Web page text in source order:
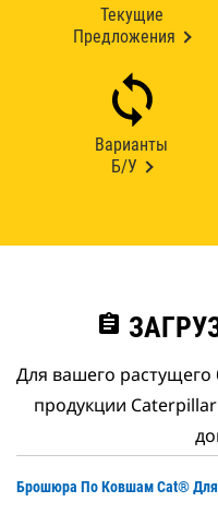
Текущие
Предложения
Варианты
Б/У
assignment
Для вашего растущего
продукции
Брошюра По Ковшам Cat® Для